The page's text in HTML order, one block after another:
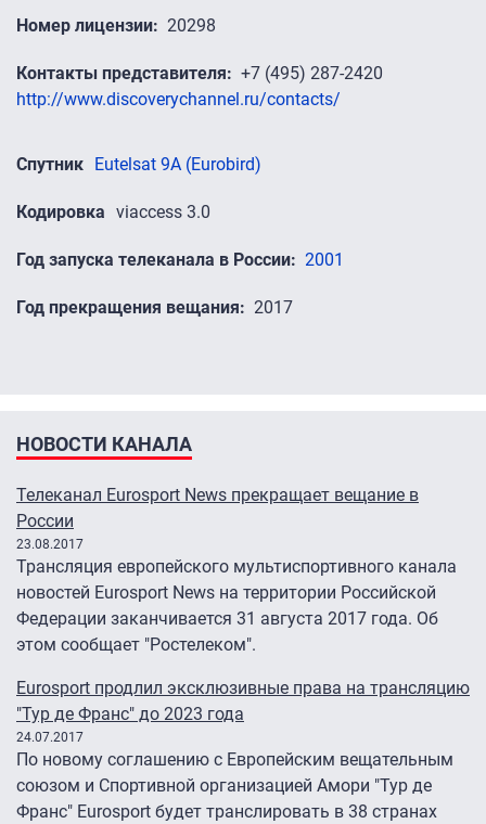
Номер лицензии 20298
Контакты представителя
+7 (495) 287-2420
http://www.discoverychannel.ru/contacts/
Спутник Eutelsat 9A (Eurobird)
Кодировка viaccess 3.0
Год запуска телеканала в России 2001
Год прекращения вещания 2017
НОВОСТИ КАНАЛА
Телеканал Eurosport News прекращает вещание в
России
23.08.2017
Трансляция европейского мультиспортивного канала
новостей Eurosport News на территории Российской
Федерации заканчивается 31 августа 2017 года. Об
этом сообщает "Ростелеком".
Eurosport продлил эксклюзивные права на трансляцию
"Тур де Франс" до 2023 года
24.07.2017
По новому соглашению с Европейским вещательным
союзом и Спортивной организацией Амори "Тур де
Франс" Eurosport будет транслировать в 38 странах